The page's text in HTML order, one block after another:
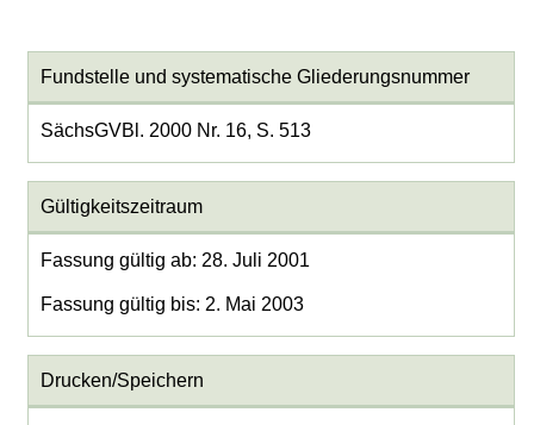
Fundstelle und systematische Gliederungsnummer
SächsGVBl. 2000 Nr. 16, S. 513
Gültigkeitszeitraum
Fassung gültig ab: 28. Juli 2001
Fassung gültig bis: 2. Mai 2003
Drucken/Speichern